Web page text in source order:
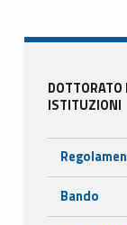
o
k
Sidebar
DOTTORATO
ISTITUZIONI
Bando